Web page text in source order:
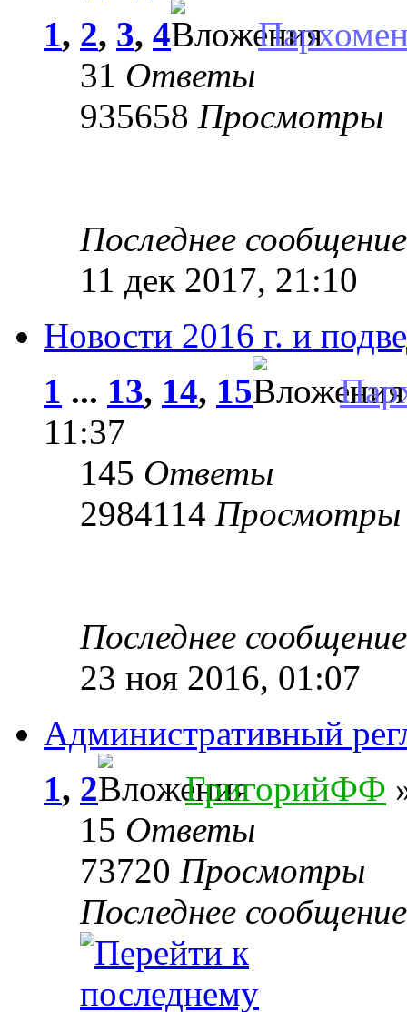
1, 2, 3, 4
31 Ответы
935658 Просмотры
Последнее
11 дек 2017, 21:10
Новости 2016 г. и
1 ... 13, 14, 15
11:37
145 Ответы
2984114 Просмотры
Последнее
23 ноя 2016, 01:07
Административный
1, 2 ГригорийФФ
15 Ответы
73720 Просмотры
Последнее